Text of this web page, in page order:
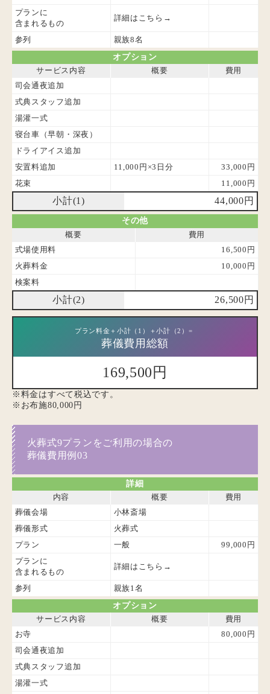
プランに
含まれるもの
詳細はこちら→
参列
親族8名
オプション
サービス内容
概要
費用
司会通夜追加
式典スタッフ追加
湯灌一式
寝台車（早朝・深夜）
ドライアイス追加
安置料追加
11,000円×3日分
33,000円
花束
11,000円
小計(1) 44,000円
その他
概要
費用
式場使用料
16,500円
火葬料金
10,000円
検案料
小計(2) 26,500円
プラン料金＋小計（1）＋小計（2）=
葬儀費用総額
169,500円
※料金はすべて税込です。
※お布施80,000円
火葬式9プランをご利用の場合の
葬儀費用例03
詳細
内容
概要
費用
葬儀会場
小林斎場
葬儀形式
火葬式
プラン
一般
99,000円
プランに
含まれるもの
詳細はこちら→
参列
親族1名
オプション
サービス内容
概要
費用
お寺
80,000円
司会通夜追加
式典スタッフ追加
湯灌一式